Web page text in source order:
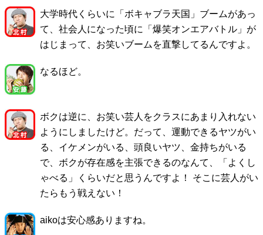
大学時代くらいに「ボキャブラ天国」ブームがあっ
て、社会人になった頃に「爆笑オンエアバトル」が
はじまって、お笑いブームを直撃してるんですよ。
なるほど。
ボクは逆に、お笑い芸人をクラスにあまり入れない
ようにしましたけど。だって、運動できるヤツがい
る、イケメンがいる、頭良いヤツ、金持ちがいる
で、ボクが存在感を主張できるのなんて、「よくし
ゃべる」くらいだと思うんですよ！ そこに芸人がい
たらもう戦えない！
aikoは安心感ありますね。